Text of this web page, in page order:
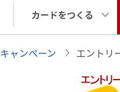
カードをつくる
キャンペーン エントリ